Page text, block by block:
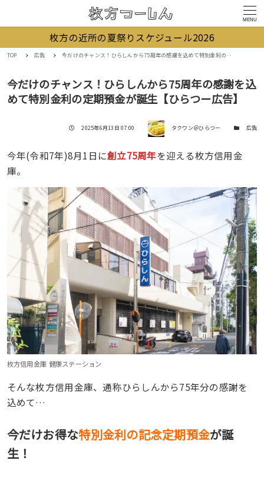
MENU
枚方の近所の夏祭りスケジュール2026
TOP 広告 今だけのチャンス！ひらしんから75周年の感謝を込めて特別金利の定期預金が誕生【ひらつー広告】
今だけのチャンス！ひらしんから75周年の感謝を込
めて特別金利の定期預金が誕生【ひらつー広告】
投稿日
2025年6月13日 07:00 著者 タクワン＠ひらつー カテゴリー
広告
今年(令和7年)8月1日に創立75周年を迎える枚方信用金
庫。
枚方信用金庫 健康ステーション
そんな枚方信用金庫、通称ひらしんから75年分の感謝を
込めて…
今だけお得な特別金利の記念定期預金が誕
生！